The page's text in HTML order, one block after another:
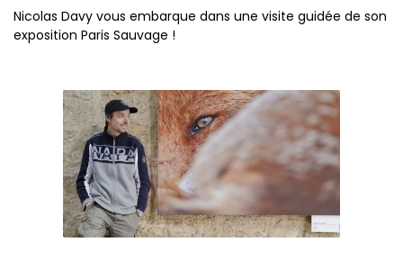
Nicolas Davy vous embarque dans une visite guidée de son
exposition Paris Sauvage !